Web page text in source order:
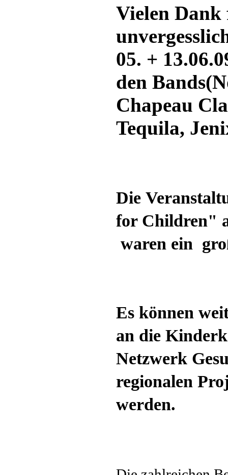
Vielen Dank
05. +
den
Chapeau
Tequila,
Die
for Children"
waren ein
Es können
an die
Netzwerk
regionalen
werden.